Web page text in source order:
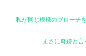
私が同じ模様のブローチ
まさに奇跡と